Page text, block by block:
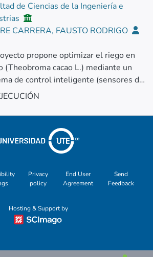
de Ciencias de la Ingeniería e
CARRERA, FAUSTO RODRIGO
propone optimizar el riego en
(Theobroma cacao L.) mediante un
de control inteligente (sensores de
del suelo/planta, clima y
real el suministro hídrico.
conocer la respuesta de los árboles
a restricciones hídricas y, con esa
que mejoren rendimiento,
del uso del agua y resiliencia al
Privacy
policy
End User
Agreement
Send
Feedback
Hosting & Support by